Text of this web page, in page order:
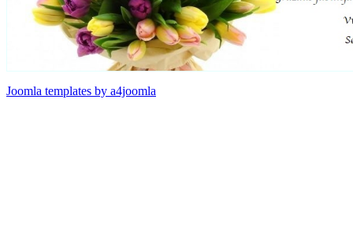
Joomla templates by a4joomla